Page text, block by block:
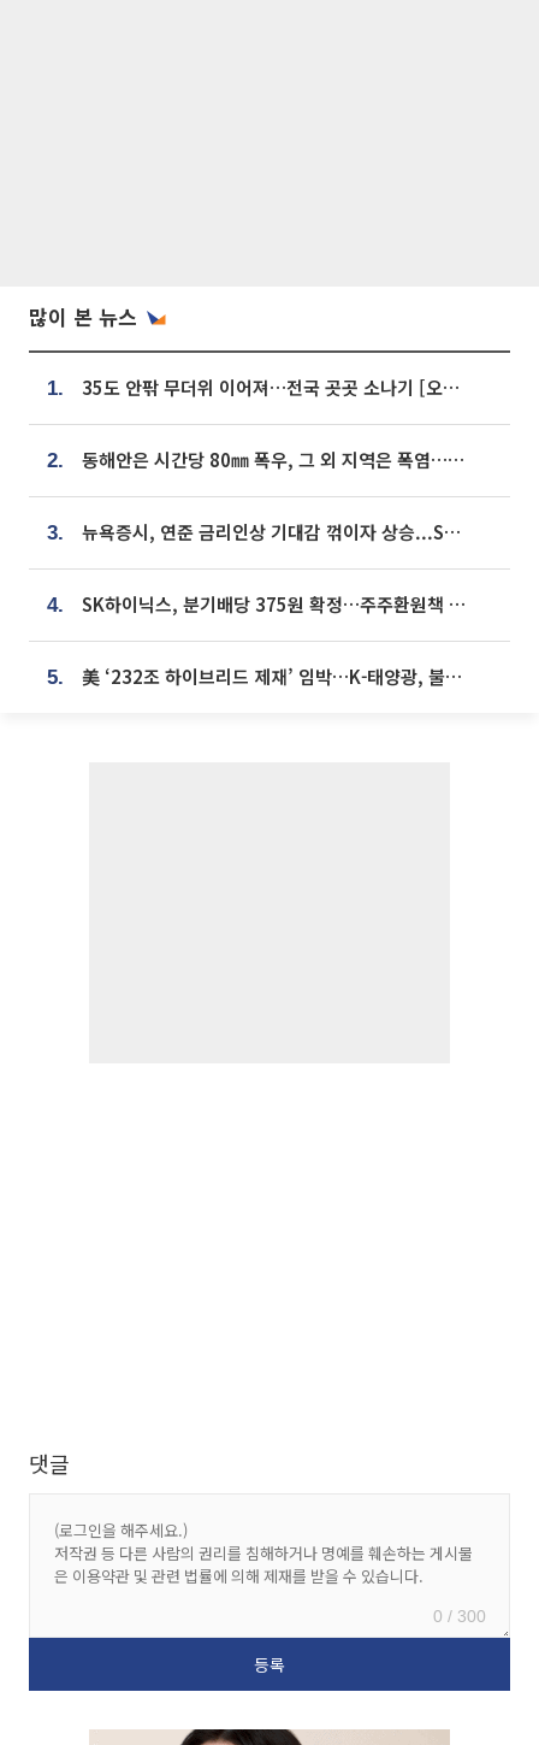
많이 본 뉴스
1. 35도 안팎 무더위 이어져…전국 곳곳 소나기 [오늘 날씨]
2. 동해안은 시간당 80㎜ 폭우, 그 외 지역은 폭염…‘극과 극 날씨’
3. 뉴욕증시, 연준 금리인상 기대감 꺾이자 상승...S&P500 사상 최고치 [종합]
4. SK하이닉스, 분기배당 375원 확정…주주환원책 9월로 앞당겨 발표
5. 美 ‘232조 하이브리드 제재’ 임박…K-태양광, 불확실성 털고 날개 다나
댓글
0 / 300